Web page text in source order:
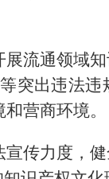
流通领域
突出违法
营商环境。
传力度，